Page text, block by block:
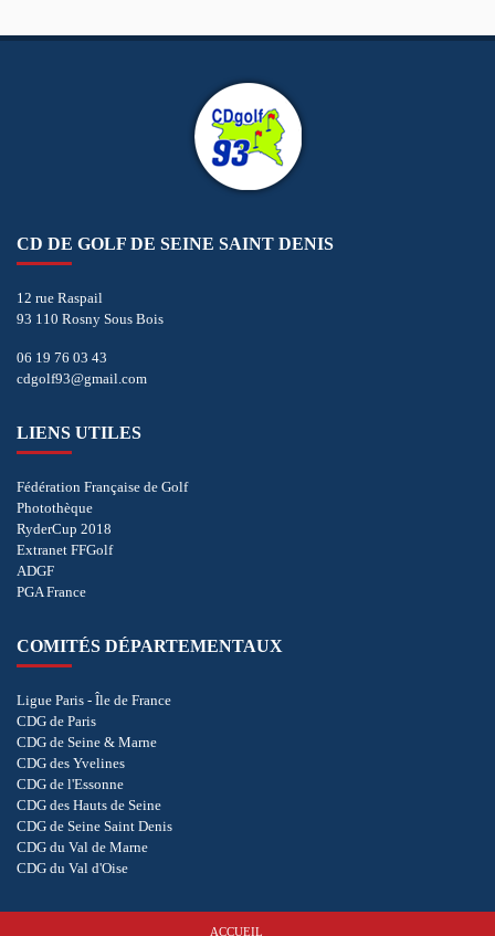
CD DE GOLF DE SEINE SAINT DENIS
12 rue Raspail
93 110 Rosny Sous Bois
06 19 76 03 43
cdgolf93@gmail.com
LIENS UTILES
Fédération Française de Golf
Photothèque
RyderCup 2018
Extranet FFGolf
ADGF
PGA France
COMITÉS DÉPARTEMENTAUX
Ligue Paris - Île de France
CDG de Paris
CDG de Seine & Marne
CDG des Yvelines
CDG de l'Essonne
CDG des Hauts de Seine
CDG de Seine Saint Denis
CDG du Val de Marne
CDG du Val d'Oise
ACCUEIL